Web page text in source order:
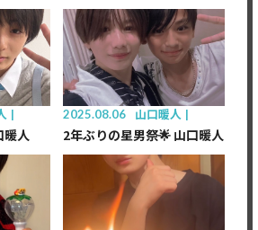
暖人
2025.08.06 山口暖人
2年ぶりの星男祭🌟 山口暖人